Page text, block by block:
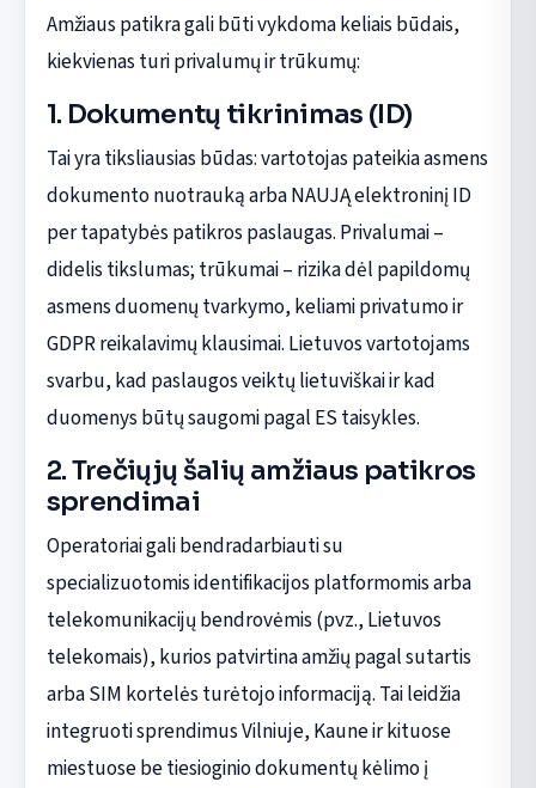
Amžiaus patikra gali būti vykdoma keliais būdais,
kiekvienas turi privalumų ir trūkumų:
1. Dokumentų tikrinimas (ID)
Tai yra tiksliausias būdas: vartotojas pateikia asmens
dokumento nuotrauką arba NAUJĄ elektroninį ID
per tapatybės patikros paslaugas. Privalumai –
didelis tikslumas; trūkumai – rizika dėl papildomų
asmens duomenų tvarkymo, keliami privatumo ir
GDPR reikalavimų klausimai. Lietuvos vartotojams
svarbu, kad paslaugos veiktų lietuviškai ir kad
duomenys būtų saugomi pagal ES taisykles.
2. Trečiųjų šalių amžiaus patikros
sprendimai
Operatoriai gali bendradarbiauti su
specializuotomis identifikacijos platformomis arba
telekomunikacijų bendrovėmis (pvz., Lietuvos
telekomais), kurios patvirtina amžių pagal sutartis
arba SIM kortelės turėtojo informaciją. Tai leidžia
integruoti sprendimus Vilniuje, Kaune ir kituose
miestuose be tiesioginio dokumentų kėlimo į